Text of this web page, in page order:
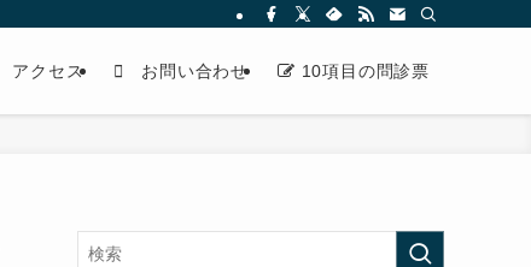
アクセス お問い合わせ 10項目の問診票